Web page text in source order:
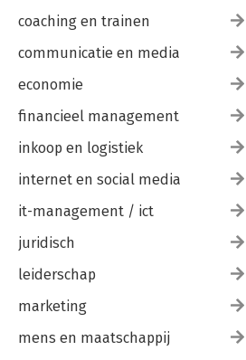
-Presentatie
-Offertedocument
1. Waardepropostie
-Van bekend naar onbekend
2. Pitch
-Maken
-Presenteren
4. Offertedocument
-Beslisdocument
-Schrijven als lezer
-Alinea’s
-Koppelwoordjes
-Zinnen
-(Tussen)Kopjes
coaching en trainen
communicatie en media
economie
financieel management
inkoop en logistiek
internet en social media
it-management / ict
juridisch
leiderschap
marketing
mens en maatschappij